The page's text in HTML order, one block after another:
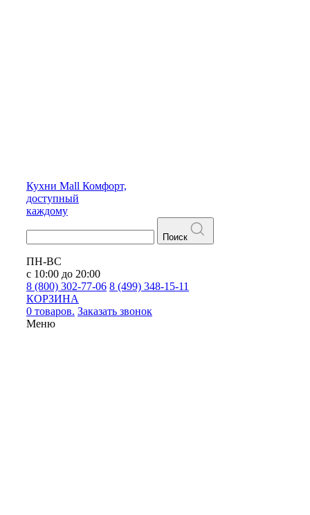
Кухни Mall Комфорт,
доступный
каждому
Поиск
ПН-ВС
с 10:00 до 20:00
8 (800) 302-77-06 8 (499) 348-15-11
КОРЗИНА
0 товаров. Заказать звонок
Меню